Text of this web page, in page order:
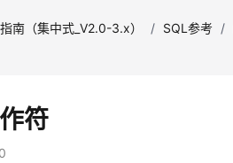
南（集中式_V2.0-3.x） / SQL参考 /
符